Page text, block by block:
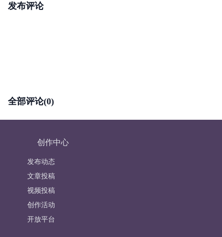
发布评论
全部评论(0)
创作中心
发布动态
文章投稿
视频投稿
创作活动
开放平台